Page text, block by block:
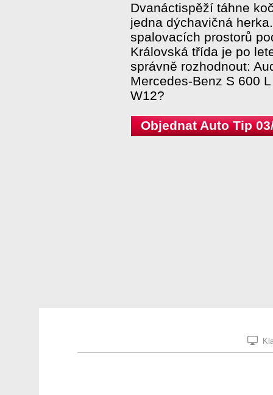
Dvanáctispěží táhne
jedna dýchavičná
spalovacích prostorů
Královská třída je po
správně rozhodnout:
Mercedes-Benz S 600
W12?
Objednat Auto Tip